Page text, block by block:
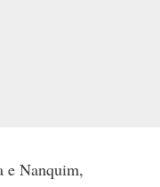
e Nanquim,